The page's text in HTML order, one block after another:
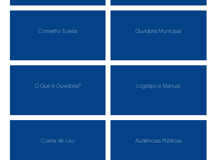
Conselho Tutelar Ouvidoria Municipal
O Que é Ouvidoria? Logotipo e Manual
Coleta de Lixo Audiências Públicas